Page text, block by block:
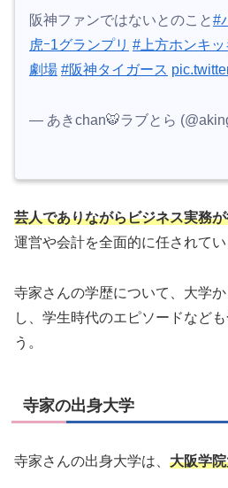
阪神ファンではないとのこと#
虎ｰ1グランプリ #上方ホンキ
劇場 #阪神タイガース
— あきchan🐯ラブとら
芸人でありながらビジネス実務
運営や会計を全面的に任されてい
寺家さんの学歴について、大学
し、学生時代のエピソードなど
う。
寺家の出身大学
寺家さんの出身大学は、 大阪学